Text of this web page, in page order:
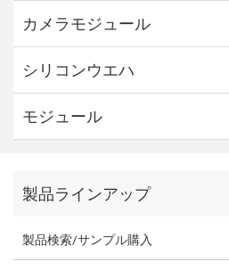
カメラモジュール
シリコンウエハ
モジュール
製品ラインアップ
製品検索/サンプル購入